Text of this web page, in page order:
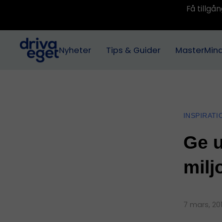
Få
Nyheter Tips & Guider
Ge
7 mars,